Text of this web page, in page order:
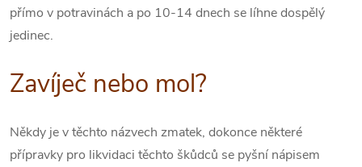
přímo v potravinách a po 10-14 dnech se líhne dospělý
jedinec.
Zavíječ nebo mol?
Někdy je v těchto názvech zmatek, dokonce některé
přípravky pro likvidaci těchto škůdců se pyšní nápisem